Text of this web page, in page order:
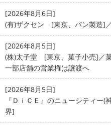
[2026年8月6日]
(有)ザクセン [東京、パン製造]
[2026年8月5日]
(株)太子堂 [東京、菓子小売]／
一部店舗の営業権は譲渡へ
[2026年8月5日]
『ＤｉＣＥ』のニューシティ
界]